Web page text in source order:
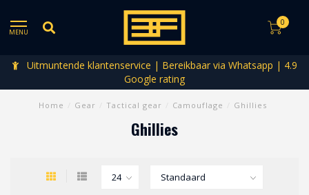
MENU
0
Uitmuntende klantenservice | Bereikbaar via Whatsapp | 4.9
Google rating
Home Gear Tactical gear Camouflage Ghillies
Ghillies